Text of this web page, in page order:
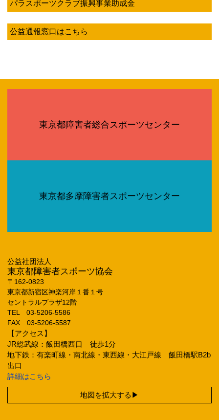
パラスポーツクラブ振興事業助成金
公益通報窓口はこちら
東京都障害者総合スポーツセンター
東京都多摩障害者スポーツセンター
公益社団法人
東京都障害者スポーツ協会
〒162‐0823
東京都新宿区神楽河岸１番１号
セントラルプラザ12階
TEL 03‐5206‐5586
FAX 03‐5206‐5587
【アクセス】
JR総武線：飯田橋西口 徒歩1分
地下鉄：有楽町線・南北線・東西線・大江戸線 飯田橋駅B2b
出口
詳細はこちら
地図を拡大する